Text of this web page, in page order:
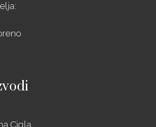
Cigla